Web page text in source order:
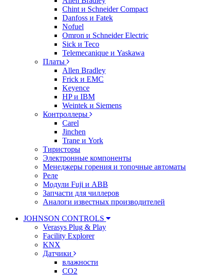
Chint и Schneider Compact
Danfoss и Fatek
Nofuel
Omron и Schneider Electric
Sick и Teco
Telemecanique и Yaskawa
Платы
Allen Bradley
Frick и EMC
Keyence
HP и IBM
Weintek и Siemens
Контроллеры
Carel
Jinchen
Trane и York
Тиристоры
Электронные компоненты
Менеджеры горения и топочные автоматы
Реле
Модули Fuji и ABB
Запчасти для чиллеров
Аналоги известных производителей
JOHNSON CONTROLS
Verasys Plug & Play
Facility Explorer
KNX
Датчики
влажности
CO2